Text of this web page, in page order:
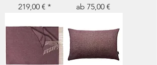
Preis
219,00 €
ab 75,00 €
Sale-Preis